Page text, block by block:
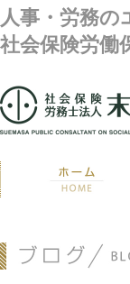
人事・労務の
社会保険労働